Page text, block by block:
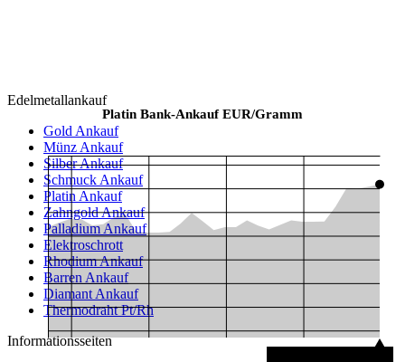
Jul 12
38
40
42
46
50
Platin Bank-Ankauf EUR/Gramm
Edelmetallankauf
Gold Ankauf
Münz Ankauf
Silber Ankauf
Schmuck Ankauf
Platin Ankauf
Zahngold Ankauf
Palladium Ankauf
Elektroschrott
Rhodium Ankauf
Barren Ankauf
Diamant Ankauf
Thermodraht Pt/Rh
Informationsseiten